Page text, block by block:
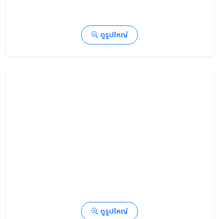
ดูรูปใหญ่
ดูรูปใหญ่